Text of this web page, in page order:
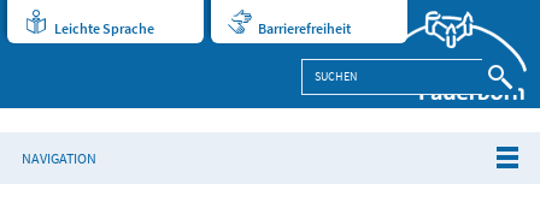
Leichte Sprache Barrierefreiheit
NAVIGATION